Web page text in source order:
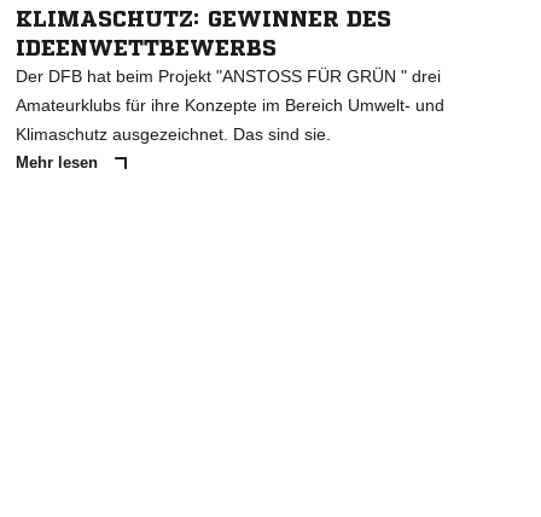
KLIMASCHUTZ: GEWINNER DES
IDEENWETTBEWERBS
Der DFB hat beim Projekt "ANSTOSS FÜR GRÜN " drei
Amateurklubs für ihre Konzepte im Bereich Umwelt- und
Klimaschutz ausgezeichnet. Das sind sie.
Mehr lesen